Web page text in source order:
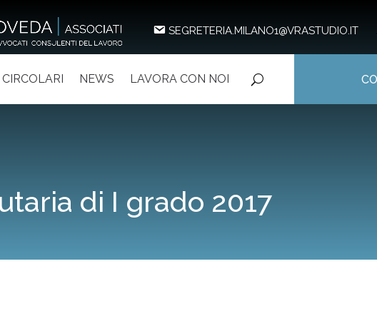
SEGRETERIA.MILANO1@VRASTUDIO.IT
CIRCOLARI NEWS LAVORA CON NOI
di I grado 2017